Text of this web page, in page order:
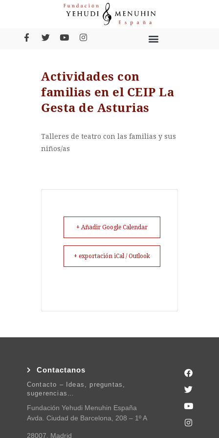
Actividades con
familias en el CEIP La
Gesta de Asturias
Talleres de teatro con las familias y sus
niños/as
+ Añadir Google Calendar
+ exportación iCal / Outlook
Contactanos
Contacto – Ideas, preguntas,
sugerencias…
Fundación Yehudi Menuhin España
Avda. Ciudad de Barcelona, 208 – 1º A
28007, Madrid